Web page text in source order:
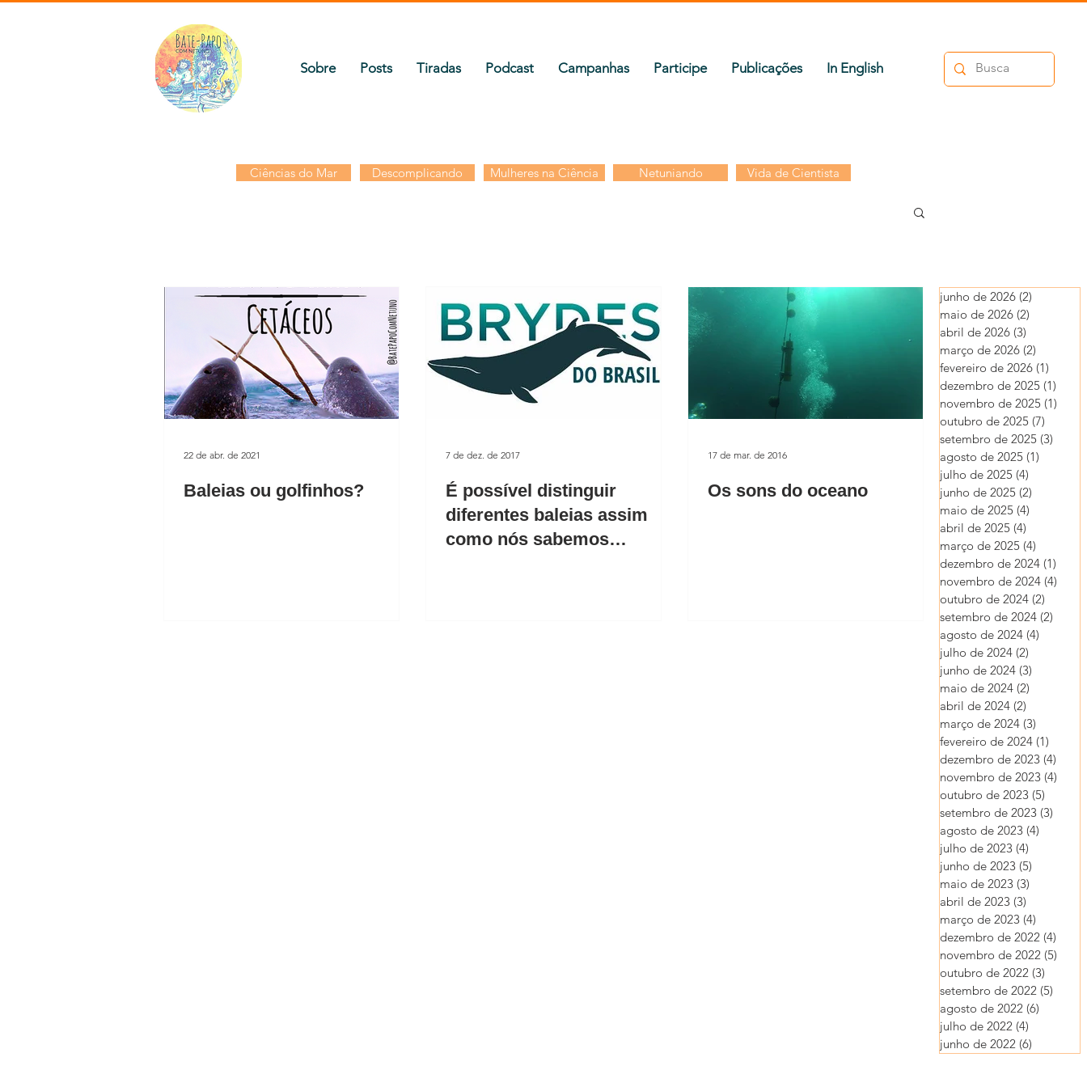
Sobre Posts Tiradas Podcast Campanhas Participe Publicações In English
Ciências do Mar Descomplicando Mulheres na Ciência Netuniando Vida de Cientista
Baleias ou golfinhos?
22 de abr. de 2021
É possível distinguir
diferentes baleias assim
como nós sabemos
7 de dez. de 2017
Os sons do oceano
17 de mar. de 2016
junho de 2026 (2)
maio de 2026 (2)
abril de 2026 (3)
março de 2026 (2)
fevereiro de 2026 (1)
dezembro de 2025 (1)
novembro de 2025 (1)
outubro de 2025 (7)
setembro de 2025 (3)
agosto de 2025 (1)
julho de 2025 (4)
junho de 2025 (2)
maio de 2025 (4)
abril de 2025 (4)
março de 2025 (4)
dezembro de 2024 (1)
novembro de 2024 (4)
outubro de 2024 (2)
setembro de 2024 (2)
agosto de 2024 (4)
julho de 2024 (2)
junho de 2024 (3)
maio de 2024 (2)
abril de 2024 (2)
março de 2024 (3)
fevereiro de 2024 (1)
dezembro de 2023 (4)
novembro de 2023 (4)
outubro de 2023 (5)
setembro de 2023 (3)
agosto de 2023 (4)
julho de 2023 (4)
junho de 2023 (5)
maio de 2023 (3)
abril de 2023 (3)
março de 2023 (4)
dezembro de 2022 (4)
novembro de 2022 (5)
outubro de 2022 (3)
setembro de 2022 (5)
agosto de 2022 (6)
julho de 2022 (4)
junho de 2022 (6)